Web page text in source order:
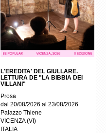
L'EREDITA' DEL GIULLARE.
LETTURA DE "LA BIBBIA DEI
VILLANI"
Prosa
dal 20/08/2026 al 23/08/2026
Palazzo Thiene
VICENZA(VI)
ITALIA